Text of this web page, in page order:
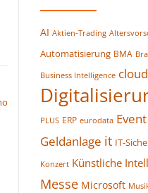
AI Aktien-Trading
Automatisierung BMA
Business Intelligence cloud
PLUS ERP eurodata Event
Geldanlage it IT-
Konzert Künstliche
Messe Microsoft